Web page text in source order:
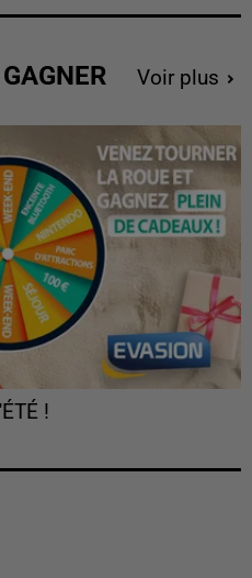
Voir plus
!